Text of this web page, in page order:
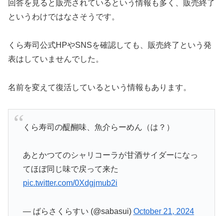
回答を見ると販売されているという情報も多く、販売終了
というわけではなさそうです。
くら寿司公式HPやSNSを確認しても、販売終了という発
表はしていませんでした。
名前を変えて復活しているという情報もあります。
くら寿司の醍醐味、魚介らーめん（は？）
あとかつてのシャリコーラが甘酒サイダーになっ
てほぼ同じ味で戻って来た
pic.twitter.com/0Xdgjmub2i
— ばらさくらすい (@sabasui) October 21, 2024